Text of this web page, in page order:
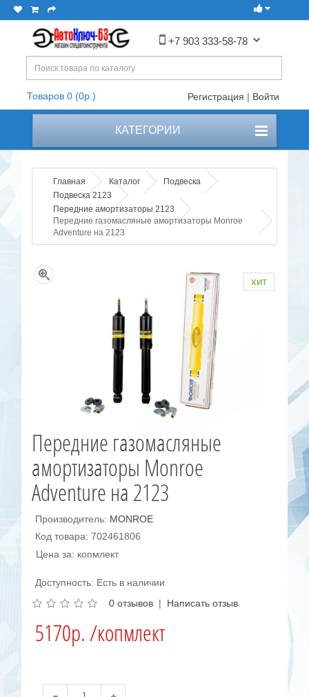
+7 903 333-58-78
Товаров 0 (0р.) Регистрация | Войти
КАТЕГОРИИ
Главная Каталог
Подвеска
Подвеска 2123
Передние амортизаторы 2123
Передние газомасляные амортизаторы Monroe
Adventure на 2123
хит
Передние газомасляные
амортизаторы Monroe
Adventure на 2123
Производитель: MONROE
Код товара: 702461806
Цена за: копмлект
Доступность: Есть в наличии
0 отзывов | Написать отзыв
5170р. /копмлект